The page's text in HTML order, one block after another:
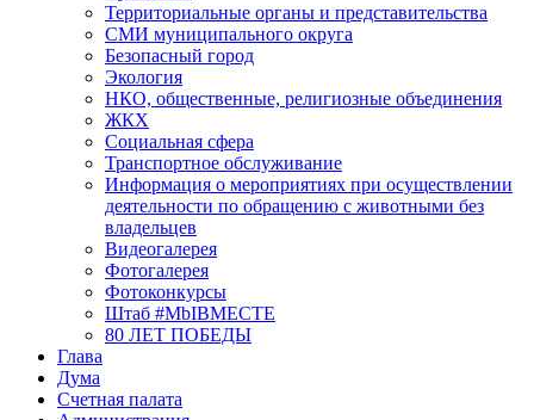
Территориальные органы и представительства
СМИ муниципального округа
Безопасный город
Экология
НКО, общественные, религиозные объединения
ЖКХ
Социальная сфера
Транспортное обслуживание
Информация о мероприятиях при осуществлении
деятельности по обращению с животными без
владельцев
Видеогалерея
Фотогалерея
Фотоконкурсы
Штаб #MbIBMECTE
80 ЛЕТ ПОБЕДЫ
Глава
Дума
Счетная палата